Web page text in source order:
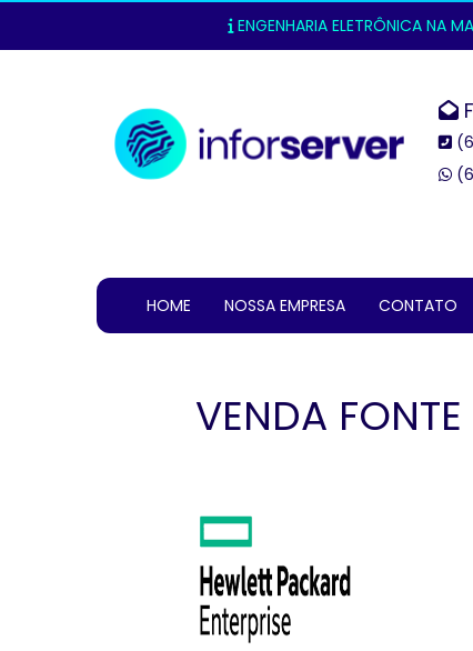
ENGENHARIA ELETRÔNICA NA
HOME NOSSA EMPRESA CONTATO
VENDA